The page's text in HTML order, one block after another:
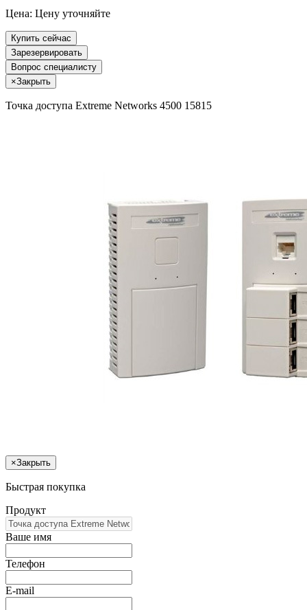
Цена: Цену уточняйте
Купить сейчас
Зарезервировать
Вопрос специалисту
×Закрыть
Точка доступа Extreme Networks 4500 15815
×Закрыть
Быстрая покупка
Продукт
Ваше имя
Телефон
E-mail